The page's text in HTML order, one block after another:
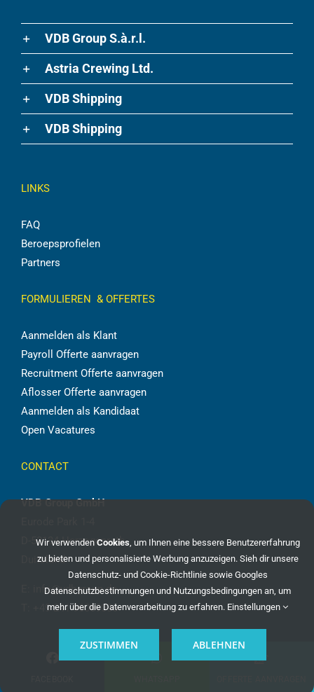
VDB Group S.à.r.l.
Astria Crewing Ltd.
VDB Shipping
VDB Shipping
LINKS
FAQ
Beroepsprofielen
Partners
FORMULIEREN & OFFERTES
Aanmelden als Klant
Payroll Offerte aanvragen
Recruitment Offerte aanvragen
Aflosser Offerte aanvragen
Aanmelden als Kandidaat
Open Vacatures
CONTACT
VDB Group GmbH
D-52134 Herzogenrath
Duitsland
info@vdbgroup.de
+49 241 96069086
2026 VDB Group | Alle rechten voorbehouden |
Wir verwenden Cookies, um Ihnen eine bessere Benutzererfahrung
zu bieten und personalisierte Werbung anzuzeigen. Sieh dir unsere
Datenschutz- und Cookie-Richtliniesowie Googles
Datenschutzbestimmungen und Nutzungsbedingungen an, um
mehr über die Datenverarbeitung zu erfahren. Einstellungen
ZUSTIMMEN ABLEHNEN